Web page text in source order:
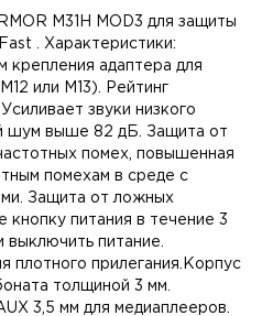
M31H MOD3 для защиты
. Характеристики:
крепления адаптера для
или M13). Рейтинг
звуки низкого
шум выше 82 дБ. Защита от
помех, повышенная
помехам в среде с
Защита от ложных
кнопку питания в течение 3
выключить питание.
прилегания.Корпус
толщиной 3 мм.
3,5 мм для медиаплееров.